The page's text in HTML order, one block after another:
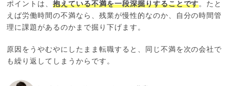
ポイントは、抱えている不満を一段深掘りすることです。たと
えば労働時間の不満なら、残業が慢性的なのか、自分の時間管
理に課題があるのかまで掘り下げます。
原因をうやむやにしたまま転職すると、同じ不満を次の会社で
も繰り返してしまうからです。